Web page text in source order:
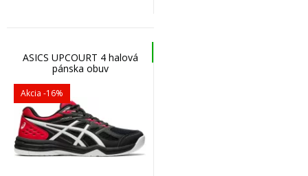
ASICS UPCOURT 4 halová
pánska obuv
Akcia -16%